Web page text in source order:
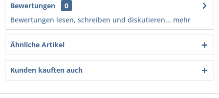
Bewertungen
0
Bewertungen lesen, schreiben und diskutieren... mehr
Ähnliche Artikel
Kunden kauften auch